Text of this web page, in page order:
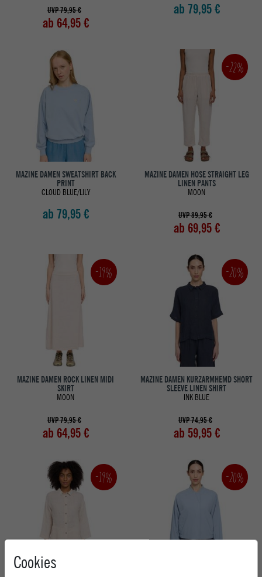
UVP 79,95 €
ab 64,95 €
ab 79,95 €
MAZINE DAMEN SWEATSHIRT BACK
PRINT
CLOUD BLUE/LILY
ab 79,95 €
-22%
MAZINE DAMEN HOSE STRAIGHT LEG
LINEN PANTS
MOON
UVP 89,95 €
ab 69,95 €
-19%
MAZINE DAMEN ROCK LINEN MIDI
SKIRT
MOON
UVP 79,95 €
ab 64,95 €
-20%
MAZINE DAMEN KURZARMHEMD SHORT
SLEEVE LINEN SHIRT
INK BLUE
UVP 74,95 €
ab 59,95 €
-19% -20%
Cookies